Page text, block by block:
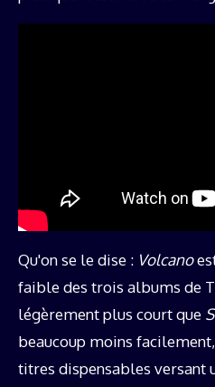
Qu'on se le dise : Volcano
faible des trois albums de
légèrement plus court que
beaucoup moins
titres dispensables versant